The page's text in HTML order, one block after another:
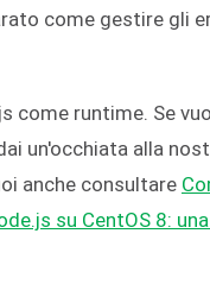
come gestire gli
come runtime. Se
un'occhiata alla
anche consultare
su CentOS 8: